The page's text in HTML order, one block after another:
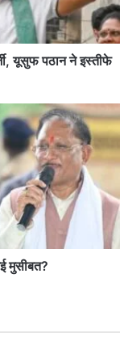
यूसुफ पठान ने इस्तीफे
मुसीबत?